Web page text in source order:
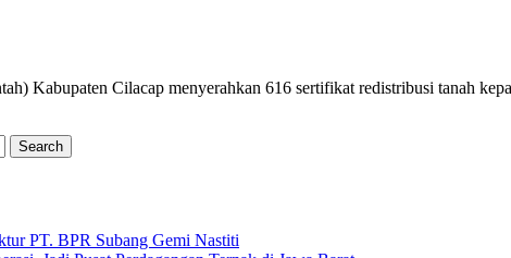
Kabupaten Cilacap menyerahkan 616 sertifikat redistribusi tanah
PT. BPR Subang Gemi Nastiti